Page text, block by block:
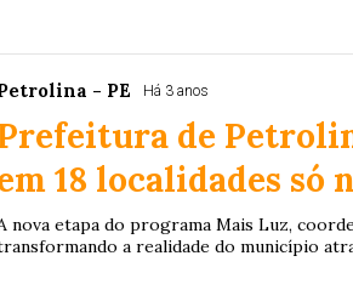
- PE Há 3 anos
de
18 localidades só
nova etapa do programa Mais Luz,
a realidade do município